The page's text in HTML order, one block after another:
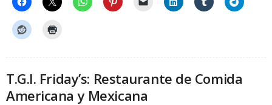
T.G.I. Friday’s: Restaurante de Comida
Americana y Mexicana